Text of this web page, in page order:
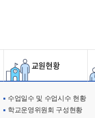
교원현황
수업일수 및 수업시수 현황
학교운영위원회 구성현황